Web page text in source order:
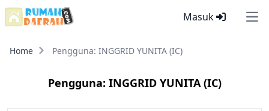
Masuk
Home Pengguna: INGGRID YUNITA (IC)
Pengguna: INGGRID YUNITA (IC)